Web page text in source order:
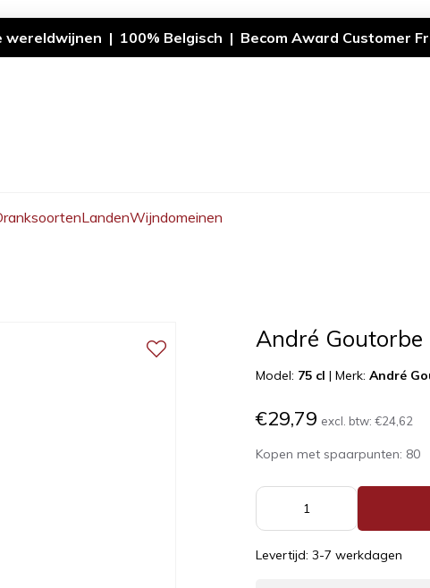
| 100% Belgisch | Becom Award Customer
LandenWijndomeinen
André
Model: 75 cl |Merk:André
€29,79 excl. btw:€24,62
Kopen met spaarpunten: 80
Levertijd: 3-7 werkdagen